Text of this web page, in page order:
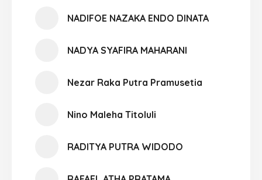
NADIFOE NAZAKA ENDO DINATA
NADYA SYAFIRA MAHARANI
Nezar Raka Putra Pramusetia
Nino Maleha Titoluli
RADITYA PUTRA WIDODO